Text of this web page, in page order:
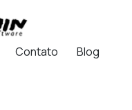
Contato Blog